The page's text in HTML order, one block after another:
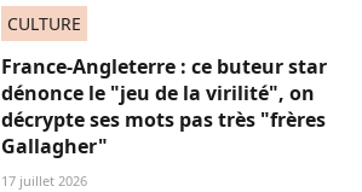
CULTURE
France-Angleterre : ce buteur star
dénonce le "jeu de la virilité", on
décrypte ses mots pas très "frères
Gallagher"
17 juillet 2026